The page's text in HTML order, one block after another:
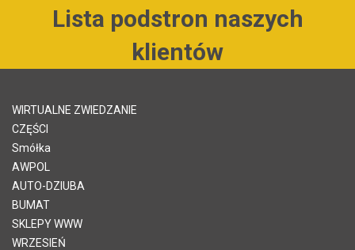
Lista podstron naszych
klientów
WIRTUALNE ZWIEDZANIE
CZĘŚCI
Smółka
AWPOL
AUTO-DZIUBA
BUMAT
SKLEPY WWW
WRZESIEŃ